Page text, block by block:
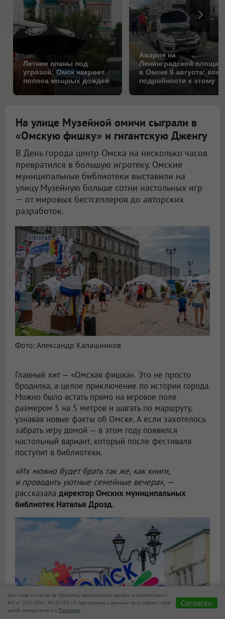
Летние планы под
угрозой: Омск накроет
полоса мощных дождей
Авария на
Ленинградской
в Омске 6 августа: все
подробности к этому
На улице Музейной омичи сыграли в
«Омскую фишку» и гигантскую Дженгу
В День города центр Омска на несколько часов
превратился в большую игротеку. Омские
муниципальные библиотеки выставили на
улицу Музейную больше сотни настольных игр
— от мировых бестселлеров до авторских
разработок.
Фото: Александр Калашников
Главный хит — «Омская фишка». Это не просто
бродилка, а целое приключение по истории города.
Можно было встать прямо на игровое поле
размером 5 на 5 метров и шагать по маршруту,
узнавая новые факты об Омске. А если захотелось
забрать игру домой — в этом году появился
настольный вариант, который после фестиваля
поступит в библиотеки.
«Их можно будет брать так же, как книги,
и проводить уютные семейные вечера», —
рассказала директор Омских муниципальных
библиотек Наталья Дрозд.
Даю своё согласие на обработку персональных данных в соответствии с
ФЗ от 27.07.2006 г. №152-ФЗ «О персональных данных» на условиях и для
целей, определённых в Политике.
Согласен